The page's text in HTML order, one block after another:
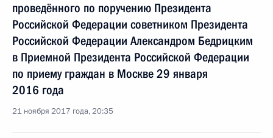
проведённого по поручению Президента
Российской Федерации советником Президента
Российской Федерации Александром Бедрицким
в Приемной Президента Российской Федерации
по приему граждан в Москве 29 января
2016 года
21 ноября 2017 года, 20:35